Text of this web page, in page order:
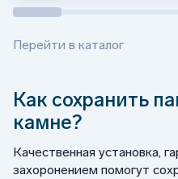
Перейти в каталог
Как сохранить
камне?
Качественная установка,
захоронением помогут